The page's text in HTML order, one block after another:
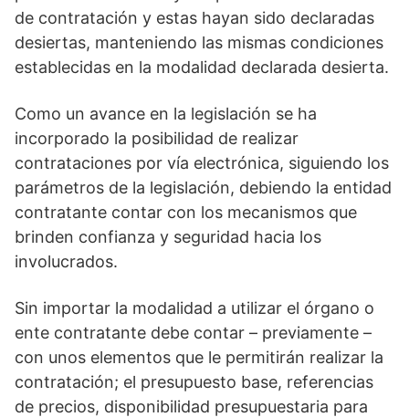
de contratación y estas hayan sido declaradas
desiertas, manteniendo las mismas condiciones
establecidas en la modalidad declarada desierta.
Como un avance en la legislación se ha
incorporado la posibilidad de realizar
contrataciones por vía electrónica, siguiendo los
parámetros de la legislación, debiendo la entidad
contratante contar con los mecanismos que
brinden confianza y seguridad hacia los
involucrados.
Sin importar la modalidad a utilizar el órgano o
ente contratante debe contar – previamente –
con unos elementos que le permitirán realizar la
contratación; el presupuesto base, referencias
de precios, disponibilidad presupuestaria para